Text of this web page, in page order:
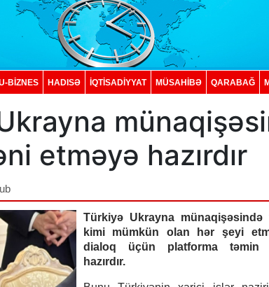
BİZNES HADISƏ İQTISADIYYAT MÜSAHİBƏ QARABAĞ
etməyə hazırdır
Türkiyə Ukrayna münaqişəsində
kimi mümkün olan hər şeyi
dialoq üçün platforma təmin
hazırdır.